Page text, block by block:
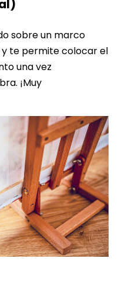
sobre un marco
te permite colocar el
una vez
¡Muy